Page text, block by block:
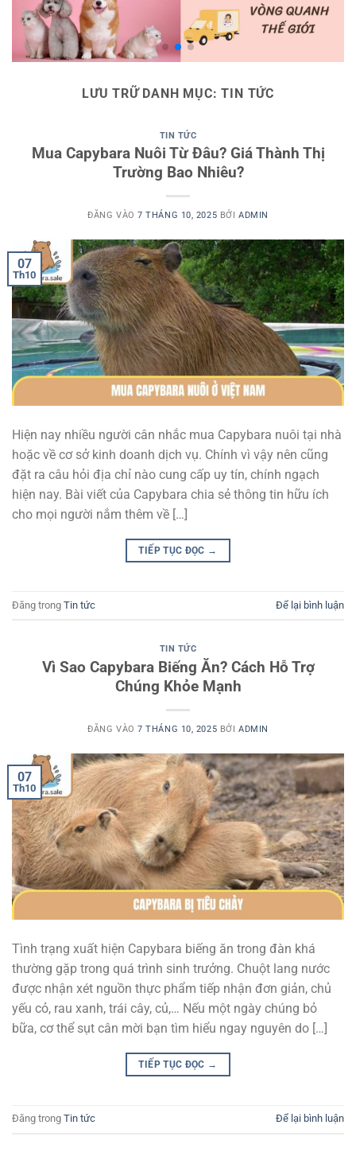
LƯU TRỮ DANH MỤC:TIN TỨC
TIN TỨC
Mua Capybara Nuôi Từ Đâu? Giá Thành Thị
Trường Bao Nhiêu?
ĐĂNG VÀO7 THÁNG 10, 2025 BỞI ADMIN
07
Th10
Hiện nay nhiều người cân nhắc mua Capybara nuôi tại nhà
hoặc về cơ sở kinh doanh dịch vụ. Chính vì vậy nên cũng
đặt ra câu hỏi địa chỉ nào cung cấp uy tín, chính ngạch
hiện nay. Bài viết của Capybara chia sẻ thông tin hữu ích
cho mọi người nắm thêm về […]
TIẾP TỤC ĐỌC →
Đăng trong Tin tức Để lại bình luận
TIN TỨC
Vì Sao Capybara Biếng Ăn? Cách Hỗ Trợ
Chúng Khỏe Mạnh
ĐĂNG VÀO7 THÁNG 10, 2025 BỞI ADMIN
07
Th10
Tình trạng xuất hiện Capybara biếng ăn trong đàn khá
thường gặp trong quá trình sinh trưởng. Chuột lang nước
được nhận xét nguồn thực phẩm tiếp nhận đơn giản, chủ
yếu cỏ, rau xanh, trái cây, củ,… Nếu một ngày chúng bỏ
bữa, cơ thể sụt cân mời bạn tìm hiểu ngay nguyên do […]
TIẾP TỤC ĐỌC →
Đăng trong Tin tức Để lại bình luận